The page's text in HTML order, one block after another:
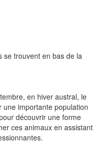
se trouvent en bas de la
en hiver austral, le
importante population
découvrir une forme
ces animaux en assistant